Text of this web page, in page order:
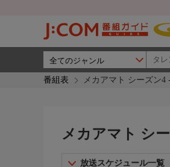
番組表 メカアマト シーズン
メカアマト シ
放送スケジュール一覧